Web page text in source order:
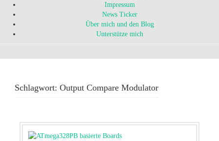
Impressum
News Ticker
Über mich und den Blog
Unterstütze mich
Schlagwort: Output Compare Modulator